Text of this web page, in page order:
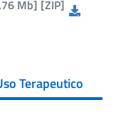
Mb] [ZIP]
Terapeutico